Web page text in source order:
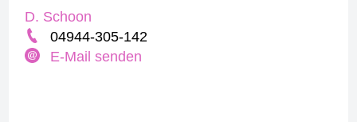
D. Schoon
04944-305-142
E-Mail senden